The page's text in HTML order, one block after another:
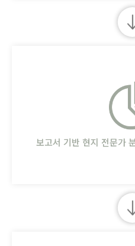
보고서 기반 현지 전문가